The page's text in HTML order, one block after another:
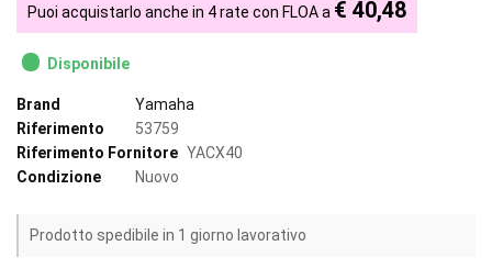
Puoi acquistarlo anche in 4 rate con FLOA a € 40,48
Disponibile
Brand
Yamaha
Riferimento
53759
Riferimento Fornitore YACX40
Condizione
Nuovo
Prodotto spedibile in 1 giorno lavorativo